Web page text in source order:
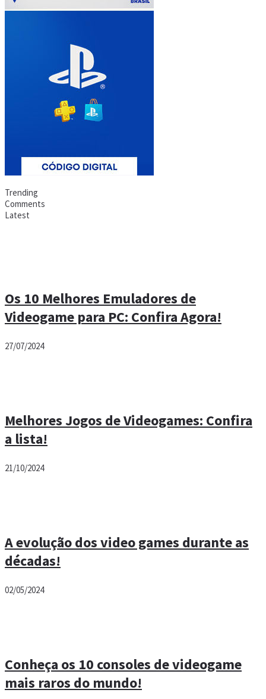
Trending
Comments
Latest
Os 10 Melhores Emuladores de
Videogame para PC: Confira Agora!
27/07/2024
Melhores Jogos de Videogames: Confira
a lista!
21/10/2024
A evolução dos video games durante as
décadas!
02/05/2024
Conheça os 10 consoles de videogame
mais raros do mundo!